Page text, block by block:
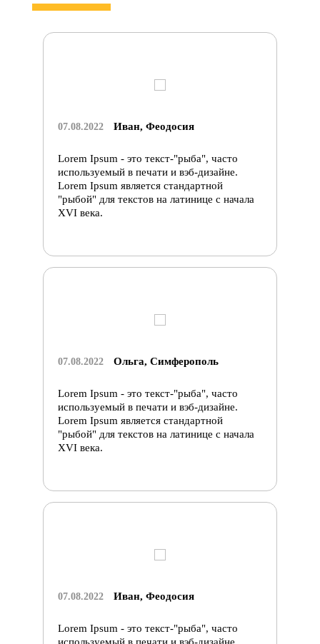
07.08.2022 Иван, Феодосия
Lorem Ipsum - это текст-"рыба", часто
используемый в печати и вэб-дизайне.
Lorem Ipsum является стандартной
"рыбой" для текстов на латинице с начала
XVI века.
07.08.2022 Ольга, Симферополь
Lorem Ipsum - это текст-"рыба", часто
используемый в печати и вэб-дизайне.
Lorem Ipsum является стандартной
"рыбой" для текстов на латинице с начала
XVI века.
07.08.2022 Иван, Феодосия
Lorem Ipsum - это текст-"рыба", часто